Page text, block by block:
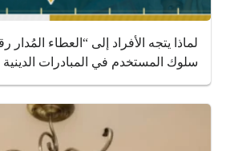
لماذا يتجه الأفراد إلى “العطاء المُدار
سلوك المستخدم في المبادرات الدينية